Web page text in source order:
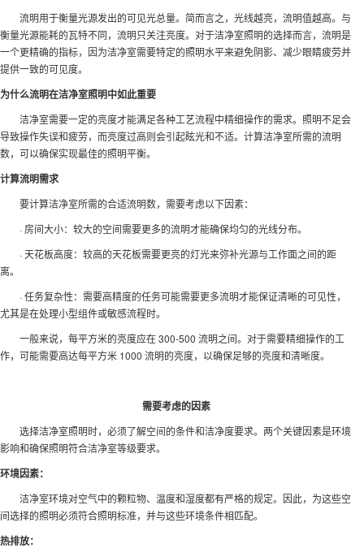
流明用于衡量光源发出的可见光总量。简而言之，光线越亮，流明值越高。与
衡量光源能耗的瓦特不同，流明只关注亮度。对于洁净室照明的选择而言，流明是
一个更精确的指标，因为洁净室需要特定的照明水平来避免阴影、减少眼睛疲劳并
提供一致的可见度。
为什么流明在洁净室照明中如此重要
洁净室需要一定的亮度才能满足各种工艺流程中精细操作的需求。照明不足会
导致操作失误和疲劳，而亮度过高则会引起眩光和不适。计算洁净室所需的流明
数，可以确保实现最佳的照明平衡。
计算流明需求
要计算洁净室所需的合适流明数，需要考虑以下因素：
· 房间大小：较大的空间需要更多的流明才能确保均匀的光线分布。
· 天花板高度：较高的天花板需要更亮的灯光来弥补光源与工作面之间的距
离。
· 任务复杂性：需要高精度的任务可能需要更多流明才能保证清晰的可见性，
尤其是在处理小型组件或敏感流程时。
一般来说，每平方米的亮度应在 300-500 流明之间。对于需要精细操作的工
作，可能需要高达每平方米 1000 流明的亮度，以确保足够的亮度和清晰度。
需要考虑的因素
选择洁净室照明时，必须了解空间的条件和洁净度要求。两个关键因素是环境
影响和确保照明符合洁净室等级要求。
环境因素：
洁净室环境对空气中的颗粒物、温度和湿度都有严格的规定。因此，为这些空
间选择的照明必须符合照明标准，并与这些环境条件相匹配。
热排放：